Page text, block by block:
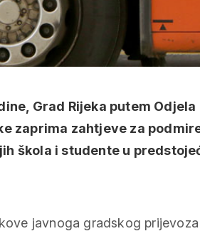
Grad Rijeka putem
zaprima zahtjeve za
škola i studente u
javnoga gradskog